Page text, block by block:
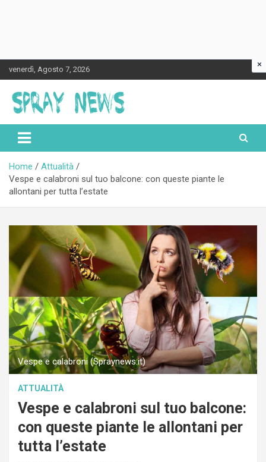
to
content
venerdì, Agosto 7, 2026
Spraynews.it
Home
Attualità
Vespe e calabroni sul tuo balcone: con queste piante le
allontani per tutta l’estate
Vespe e calabroni (Spraynews.it)
ATTUALITÀ
Vespe e calabroni sul tuo balcone:
con queste piante le allontani per
tutta l’estate
×